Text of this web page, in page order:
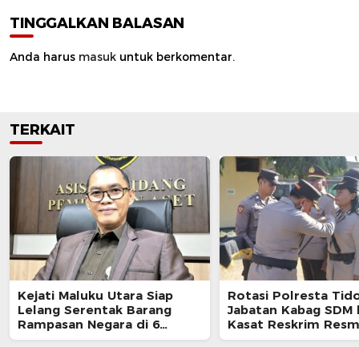
TINGGALKAN BALASAN
Anda harus masuk untuk berkomentar.
TERKAIT
Kejati Maluku Utara Siap
Lelang Serentak Barang
Rampasan Negara di 6
Kabupaten
Rotasi Polresta
Jabatan Kabag SDM
Kasat Reskrim
Berganti